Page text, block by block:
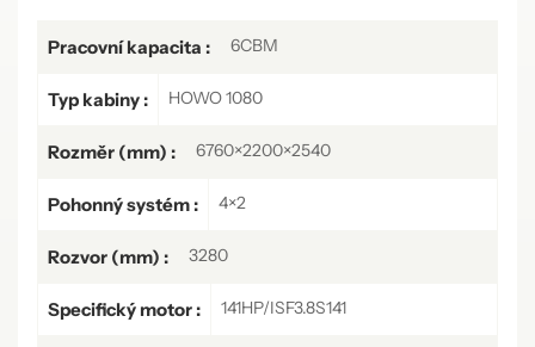
Pracovní kapacita : 6CBM
Typ kabiny : HOWO 1080
Rozměr (mm) : 6760×2200×2540
Pohonný systém : 4×2
Rozvor (mm) : 3280
Specifický motor : 141HP/ISF3.8S141